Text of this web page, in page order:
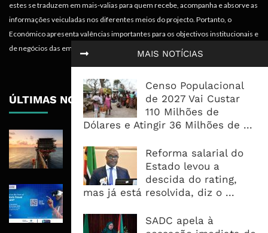
MAIS NOTÍCIAS
Censo Populacional
de 2027 Vai Custar
110 Milhões de
Dólares e Atingir 36 Milhões de ...
Reforma salarial do
Estado levou a
descida do rating,
mas já está resolvida, diz o ...
SADC apela à
estes se traduzem em mais-valias para quem recebe, acompanha e absorve as
informações veiculadas nos diferentes meios do projecto. Portanto, o
Económico apresenta valências importantes para os objectivos institucionais e
de negócios das empresas.
ÚLTIMAS NOTÍCIAS
De Consórcio EPC Antes Da FID De
2026
Maputo Vai Acolher Cimeira Africana
No Centro Da Agenda Turística